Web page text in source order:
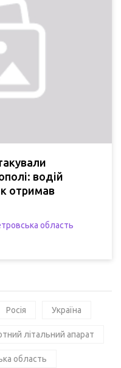
водій
отримав
область
Росія Україна
літальний апарат
область